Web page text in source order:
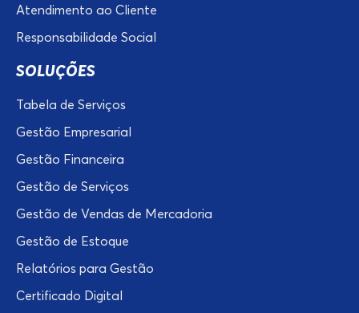
Atendimento ao Cliente
Responsabilidade Social
SOLUÇÕES
Tabela de Serviços
Gestão Empresarial
Gestão Financeira
Gestão de Serviços
Gestão de Vendas de Mercadoria
Gestão de Estoque
Relatórios para Gestão
Certificado Digital